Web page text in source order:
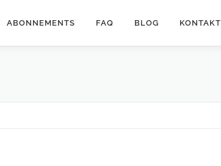
ABONNEMENTS FAQ BLOG KONTAKT